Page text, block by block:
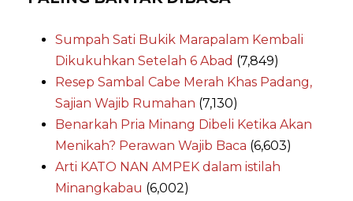
Sumpah Sati Bukik Marapalam Kembali
Dikukuhkan Setelah 6 Abad (7,849)
Resep Sambal Cabe Merah Khas Padang,
Sajian Wajib Rumahan (7,130)
Benarkah Pria Minang Dibeli Ketika Akan
Menikah? Perawan Wajib Baca (6,603)
Arti KATO NAN AMPEK dalam istilah
Minangkabau (6,002)